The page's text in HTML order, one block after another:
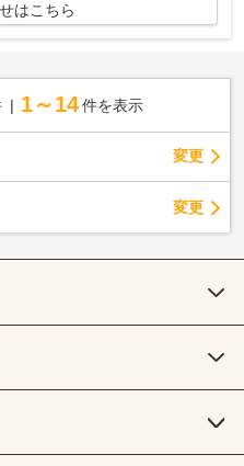
はこちら
1～14 件を表示
変更
変更